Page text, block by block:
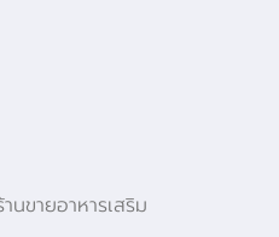
นขายอาหารเสริม